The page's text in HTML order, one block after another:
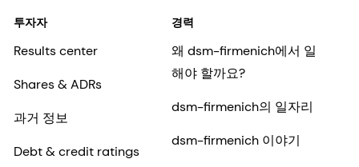
투자자
Results center
Shares & ADRs
과거 정보
Debt & credit ratings
경력
왜 dsm-firmenich에서 일
해야 할까요?
dsm-firmenich의 일자리
dsm-firmenich 이야기